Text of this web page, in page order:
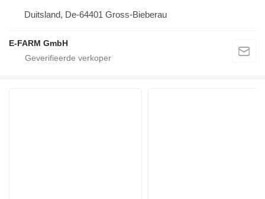
Duitsland, De-64401 Gross-Bieberau
E-FARM GmbH